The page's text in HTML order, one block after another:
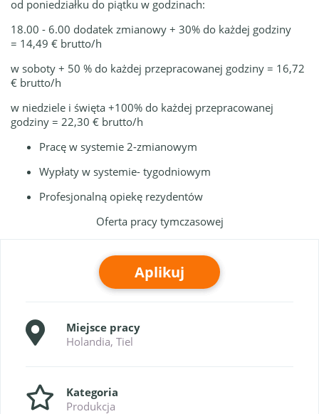
od poniedziałku do piątku w godzinach:
18.00 - 6.00 dodatek zmianowy + 30% do każdej godziny
= 14,49 € brutto/h
w soboty + 50 % do każdej przepracowanej godziny = 16,72
€ brutto/h
w niedziele i święta +100% do każdej przepracowanej
godziny = 22,30 € brutto/h
Pracę w systemie 2-zmianowym
Wypłaty w systemie- tygodniowym
Profesjonalną opiekę rezydentów
Oferta pracy tymczasowej
Aplikuj
Miejsce pracy
Holandia, Tiel
Kategoria
Produkcja